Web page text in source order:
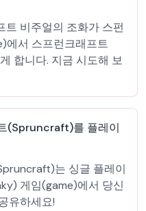
트 비주얼의 조화가 스펀
에서 스프런크래프트
합니다. 지금 시도해 보
(Spruncraft)를 플레이
는 싱글 플레이
게임(game)에서 당신
유하세요!